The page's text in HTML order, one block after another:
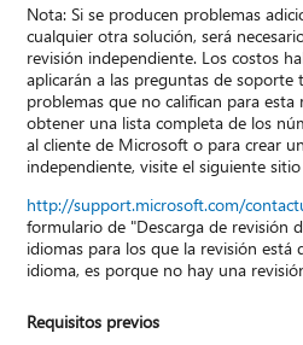
Nota: Si se producen problemas
cualquier otra solución, será
revisión independiente. Los costos
aplicarán a las preguntas de soporte
problemas que no califican para esta
obtener una lista completa de los
al cliente de Microsoft o para crear
independiente, visite el siguiente
http://support.microsoft.com/
formulario de "Descarga de revisión
idiomas para los que la revisión está
idioma, es porque no hay una
Requisitos previos